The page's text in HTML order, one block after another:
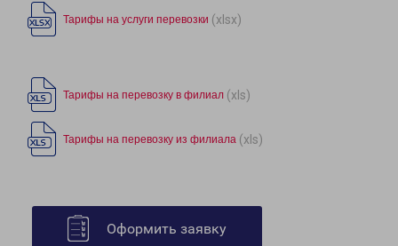
Тарифы на услуги перевозки (xlsx)
Тарифы на перевозку в филиал (xls)
Тарифы на перевозку из филиала (xls)
Оформить заявку